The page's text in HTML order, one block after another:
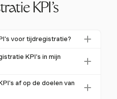
KPI's
voor tijdregistratie?
tijdregistratie zijn
uren en
efficiënte inzet van
factureerbare uren helpt
KPI's in mijn
begin je
doelstellingen en het
af op de doelen van